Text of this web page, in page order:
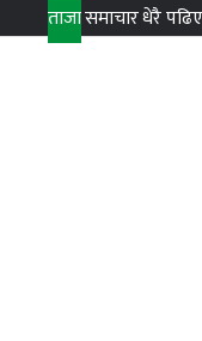
ताजासमाचारधेरै